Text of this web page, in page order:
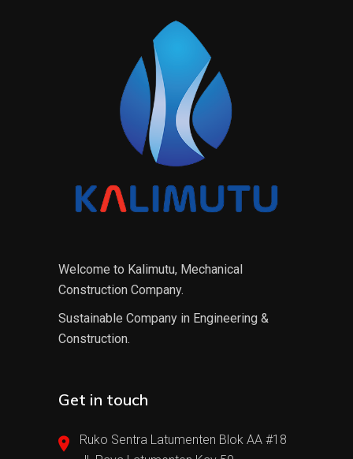
Welcome to Kalimutu, Mechanical
Construction Company.
Sustainable Company in Engineering &
Construction.
Get in touch
Ruko Sentra Latumenten Blok AA #18